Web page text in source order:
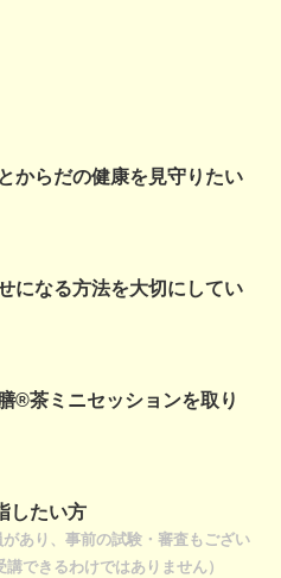
からだの健康を見守りたい
になる方法を大切にしてい
®茶ミニセッションを取り
したい方
あり、事前の試験・審査もござい
できるわけではありません）